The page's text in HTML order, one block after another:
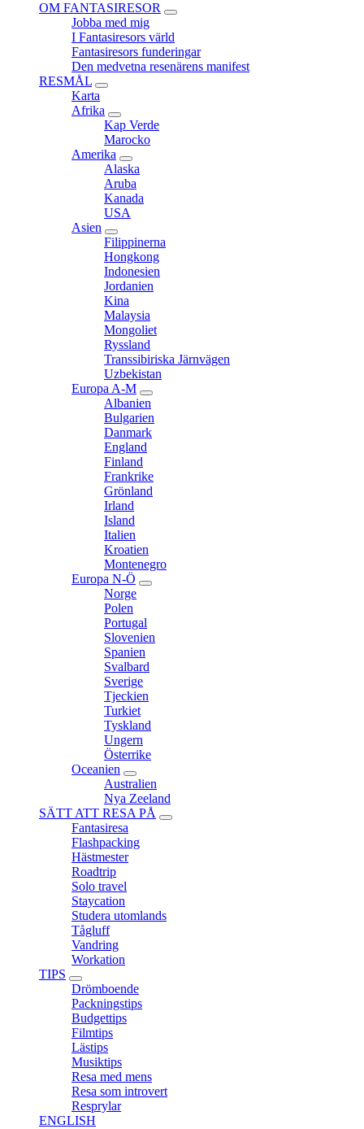
OM FANTASIRESOR
expand
child
menu
Jobba med mig
I Fantasiresors värld
Fantasiresors funderingar
Den medvetna resenärens manifest
RESMÅL
expand
menu
Karta
Afrika
expand
child
menu
Kap Verde
Marocko
Amerika
expand
child
menu
Alaska
Aruba
Kanada
USA
Asien
expand
child
menu
Filippinerna
Hongkong
Indonesien
Jordanien
Kina
Malaysia
Mongoliet
Ryssland
Transsibiriska Järnvägen
Uzbekistan
Europa A-M
expand
child
menu
Albanien
Bulgarien
Danmark
England
Finland
Frankrike
Grönland
Irland
Island
Italien
Kroatien
Montenegro
Europa N-Ö
expand
Norge
Polen
Portugal
Slovenien
Spanien
Svalbard
Sverige
Tjeckien
Turkiet
Tyskland
Ungern
Österrike
Oceanien
expand
child
menu
Australien
Nya Zeeland
SÄTT ATT RESA PÅ
expand
Fantasiresa
Flashpacking
Hästmester
Roadtrip
Solo travel
Staycation
Studera utomlands
Tågluff
Vandring
Workation
TIPS
expand
child
menu
Drömboende
Packningstips
Budgettips
Filmtips
Lästips
Musiktips
Resa med mens
Resa som introvert
Resprylar
ENGLISH